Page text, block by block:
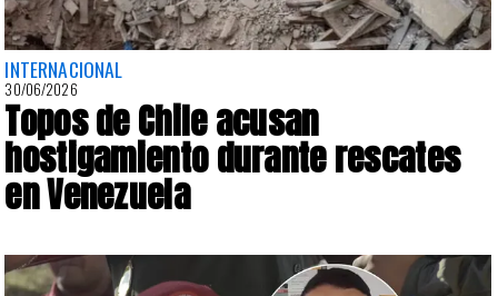
INTERNACIONAL
30/06/2026
Topos de Chile acusan
hostigamiento durante rescates
en Venezuela